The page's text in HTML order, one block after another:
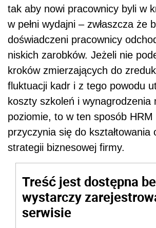
tak aby nowi pracownicy byli w
w pełni wydajni – zwłaszcza że
doświadczeni pracownicy
niskich zarobków. Jeżeli nie
kroków zmierzających do
fluktuacji kadr i z tego powodu
koszty szkoleń i wynagrodzenia
poziomie, to w ten sposób HRM
przyczynia się do kształtowania
strategii biznesowej firmy.
Treść jest dostępna
wystarczy
serwisie